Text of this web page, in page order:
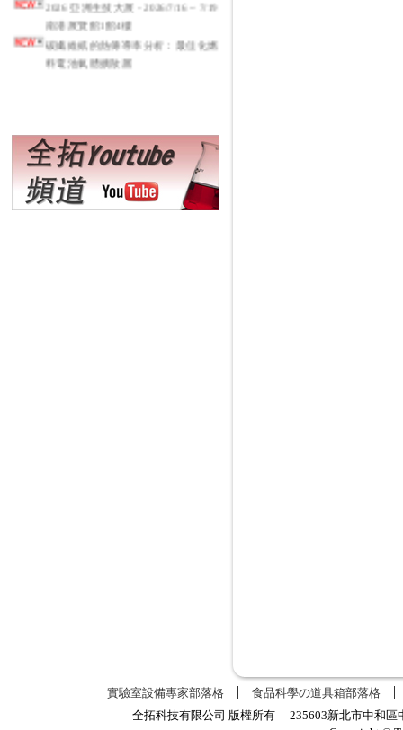
南港展覽館1館4樓
碳纖維紙的熱傳導率分析：最佳化燃
料電池氣體擴散層
實驗室設備專家部落格
食品科學の道具箱部落格
全拓科技有限公司 版權所有 235603新北市中和